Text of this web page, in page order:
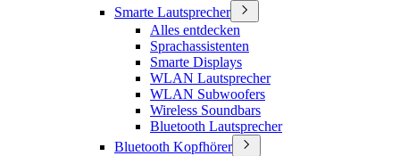
Smarte Lautsprecher
Alles entdecken
Sprachassistenten
Smarte Displays
WLAN Lautsprecher
WLAN Subwoofers
Wireless Soundbars
Bluetooth Lautsprecher
Bluetooth Kopfhörer